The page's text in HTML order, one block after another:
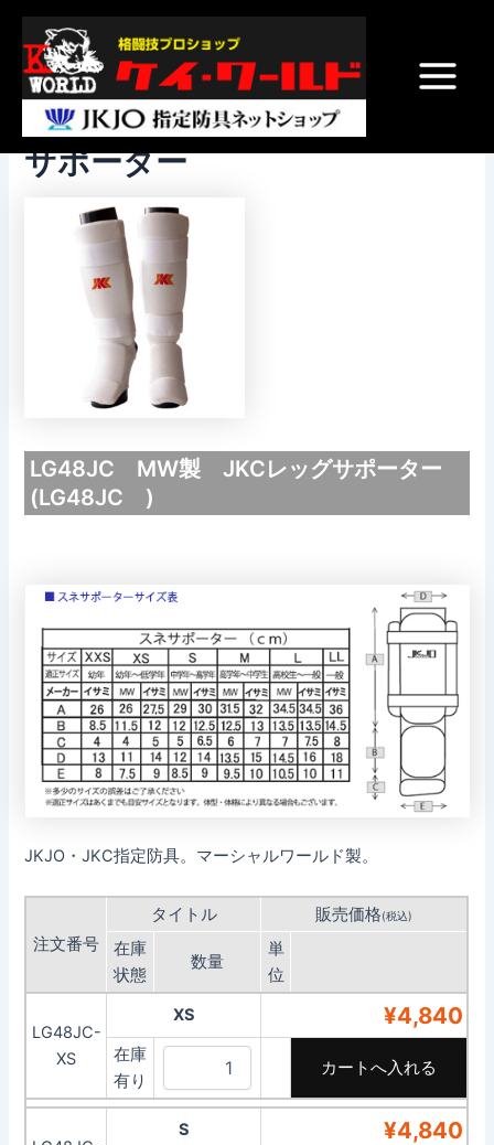
Menu
LG48JC MW製 JKCレッグ
サポーター
LG48JC MW製 JKCレッグサポーター
(LG48JC )
JKJO・JKC指定防具。マーシャルワールド製。
注文番号
タイトル 販売価格(税込)
在庫
状態
数量
単
位
LG48JC-
XS
XS ¥4,840
在庫
有り
S ¥4,840
Post
navigation